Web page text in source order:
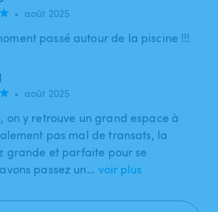
• août 2025
passé autour de la piscine !!!
• août 2025
on y retrouve un grand espace à
pas mal de transats, la
grande et parfaite pour se
passez un… voir plus